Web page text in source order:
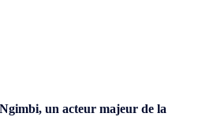
un acteur majeur de la